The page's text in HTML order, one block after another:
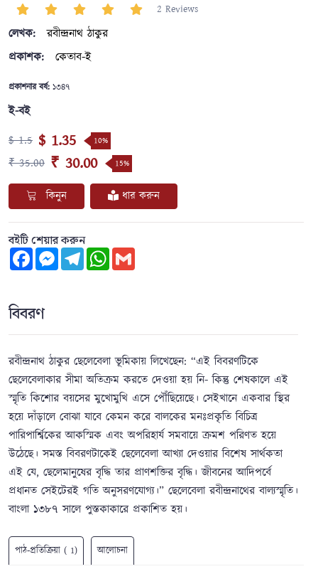
2 Reviews
লেখক:
রবীন্দ্রনাথ ঠাকুর
প্রকাশক:
কেতাব-ই
প্রকাশনার বর্ষ: ১৩৪৭
ই-বই
$ 1.5 $ 1.35 10%
₹ 35.00 ₹ 30.00 15%
কিনুন ধার করুন
বইটি শেয়ার করুন
FacebookMessengerTelegramWhatsApp
বিবরণ
রবীন্দ্রনাথ ঠাকুর ছেলেবেলা ভূমিকায় লিখেছেন: “এই বিবরণটিকে
ছেলেবেলাকার সীমা অতিক্রম করতে দেওয়া হয় নি- কিন্তু শেষকালে এই
স্মৃতি কিশোর বয়সের মুখোমুখি এসে পৌঁছিয়েছে। সেইখানে একবার স্থির
হয়ে দাঁড়ালে বোঝা যাবে কেমন করে বালকের মনঃপ্রকৃতি বিচিত্র
পারিপার্শ্বিকের আকস্মিক এবং অপরিহার্য সমবায়ে ক্রমশ পরিণত হয়ে
উঠেছে। সমস্ত বিবরণটাকেই ছেলেবেলা আখ্যা দেওয়ার বিশেষ সার্থকতা
এই যে, ছেলেমানুষের বৃদ্ধি তার প্রাণশক্তির বৃদ্ধি। জীবনের আদিপর্বে
প্রধানত সেইটেরই গতি অনুসরণযোগ্য।” ছেলেবেলা রবীন্দ্রনাথের বাল্যস্মৃতি।
বাংলা ১৩৮৭ সালে পুস্তকাকারে প্রকাশিত হয়।
পাঠ-প্রতিক্রিয়া ( 1) আলোচনা